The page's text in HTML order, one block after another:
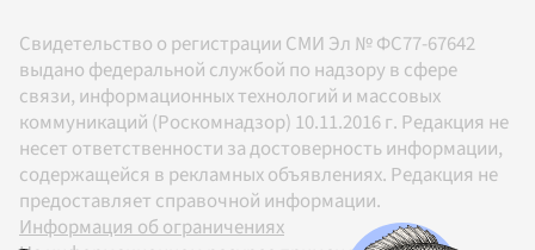
Свидетельство о регистрации СМИ Эл № ФС77-67642
выдано федеральной службой по надзору в сфере
связи, информационных технологий и массовых
коммуникаций (Роскомнадзор) 10.11.2016 г. Редакция не
несет ответственности за достоверность информации,
содержащейся в рекламных объявлениях. Редакция не
предоставляет справочной информации.
Информация об ограничениях